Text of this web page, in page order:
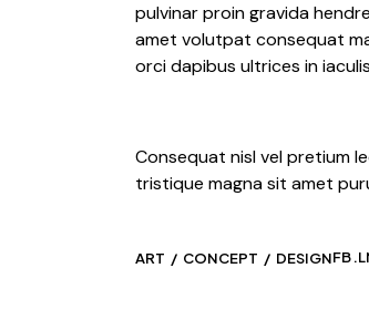
pulvinar proin gravida
amet volutpat consequat
orci dapibus ultrices in
Consequat nisl vel pretium
tristique magna sit amet
ART CONCEPT DESIGNFB.